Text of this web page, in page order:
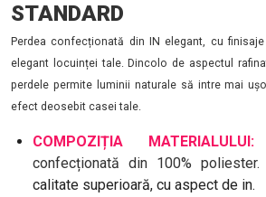
STANDARD
Perdea confecționată din IN elegant, cu
elegant locuinței tale. Dincolo de aspectul
perdele permite luminii naturale să intre mai
efect deosebit casei tale.
COMPOZIȚIA
confecționată din 100%
calitate superioară, cu aspect de in.